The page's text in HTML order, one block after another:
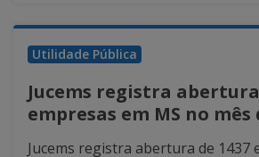
Utilidade Pública
Jucems registra abertura
empresas em MS no
Jucems registra abertura de 1437